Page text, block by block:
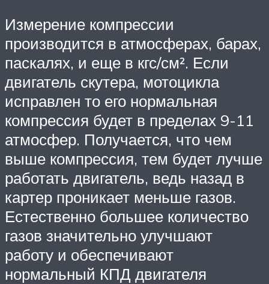
Измерение компрессии
производится в атмосферах, барах,
паскалях, и еще в кгс/см². Если
двигатель скутера, мотоцикла
исправлен то его нормальная
компрессия будет в пределах 9-11
атмосфер. Получается, что чем
выше компрессия, тем будет лучше
работать двигатель, ведь назад в
картер проникает меньше газов.
Естественно большее количество
газов значительно улучшают
работу и обеспечивают
нормальный КПД двигателя